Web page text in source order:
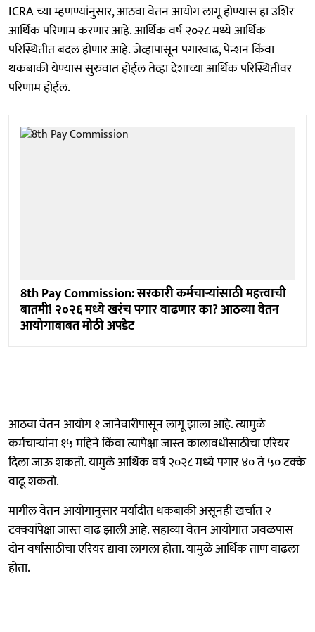
ICRA च्या म्हणण्यांनुसार, आठवा वेतन आयोग लागू होण्यास हा उशिर
आर्थिक परिणाम करणार आहे. आर्थिक वर्ष २०२८ मध्ये आर्थिक
परिस्थितीत बदल होणार आहे. जेव्हापासून पगारवाढ, पेन्शन किंवा
थकबाकी येण्यास सुरुवात होईल तेव्हा देशाच्या आर्थिक परिस्थितीवर
परिणाम होईल.
8th Pay Commission: सरकारी कर्मचाऱ्यांसाठी महत्त्वाची
बातमी! २०२६ मध्ये खरंच पगार वाढणार का? आठव्या वेतन
आयोगाबाबत मोठी अपडेट
आठवा वेतन आयोग १ जानेवारीपासून लागू झाला आहे. त्यामुळे
कर्मचाऱ्यांना १५ महिने किंवा त्यापेक्षा जास्त कालावधीसाठीचा एरियर
दिला जाऊ शकतो. यामुळे आर्थिक वर्ष २०२८ मध्ये पगार ४० ते ५० टक्के
वाढू शकतो.
मागील वेतन आयोगानुसार मर्यादीत थकबाकी असूनही खर्चात २
टक्क्यांपेक्षा जास्त वाढ झाली आहे. सहाव्या वेतन आयोगात जवळपास
दोन वर्षांसाठीचा एरियर द्यावा लागला होता. यामुळे आर्थिक ताण वाढला
होता.